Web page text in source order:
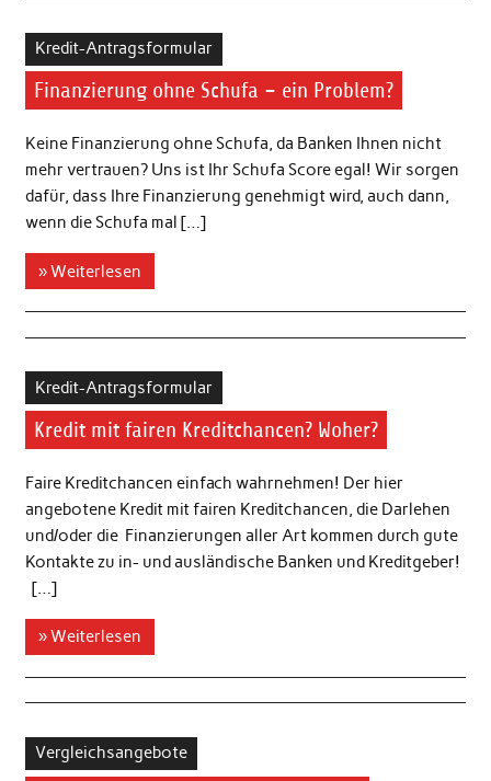
Kredit-Antragsformular
Finanzierung ohne Schufa – ein Problem?
Keine Finanzierung ohne Schufa, da Banken Ihnen nicht
mehr vertrauen? Uns ist Ihr Schufa Score egal! Wir sorgen
dafür, dass Ihre Finanzierung genehmigt wird, auch dann,
wenn die Schufa mal […]
» Weiterlesen
Kredit-Antragsformular
Kredit mit fairen Kreditchancen? Woher?
Faire Kreditchancen einfach wahrnehmen! Der hier
angebotene Kredit mit fairen Kreditchancen, die Darlehen
und/oder die Finanzierungen aller Art kommen durch gute
Kontakte zu in- und ausländische Banken und Kreditgeber!
[…]
» Weiterlesen
Vergleichsangebote